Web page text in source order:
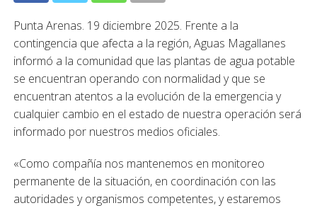
Punta Arenas. 19 diciembre 2025. Frente a la
contingencia que afecta a la región, Aguas Magallanes
informó a la comunidad que las plantas de agua potable
se encuentran operando con normalidad y que se
encuentran atentos a la evolución de la emergencia y
cualquier cambio en el estado de nuestra operación será
informado por nuestros medios oficiales.
«Como compañía nos mantenemos en monitoreo
permanente de la situación, en coordinación con las
autoridades y organismos competentes, y estaremos